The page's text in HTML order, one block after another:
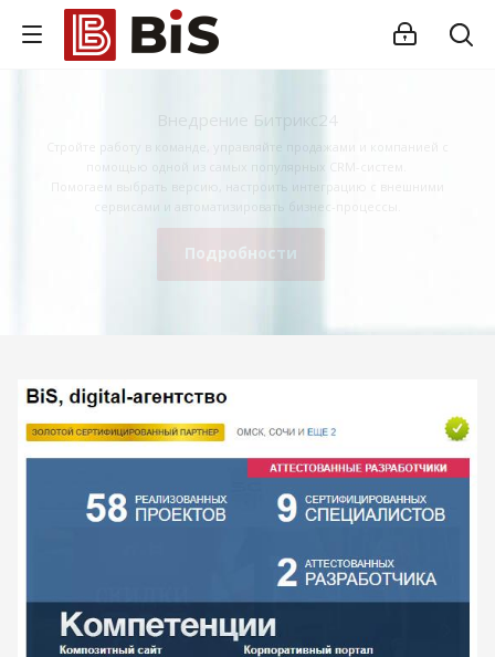
Внедрение Битрикс24
Помогаем выбрать версию, настроить интеграцию с внешними
Подробности